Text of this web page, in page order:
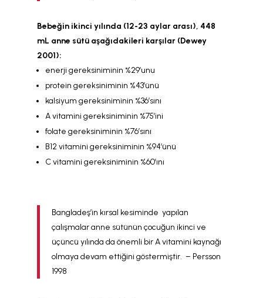
Bebeğin ikinci yılında (12-23 aylar arası), 448
mL anne sütü aşağıdakileri karşılar (Dewey
2001):
enerji gereksiniminin %29’unu
protein gereksiniminin %43’ünü
kalsiyum gereksiniminin %36’sını
A vitamini gereksiniminin %75’ini
folate gereksiniminin %76’sını
B12 vitamini gereksiniminin %94’ünü
C vitamini gereksiniminin %60’ını
Bangladeş’in kırsal kesiminde yapılan
çalışmalar anne sütünün çocuğun ikinci ve
üçüncü yılında da önemli bir A vitamini kaynağı
olmaya devam ettiğini göstermiştir. – Persson
1998